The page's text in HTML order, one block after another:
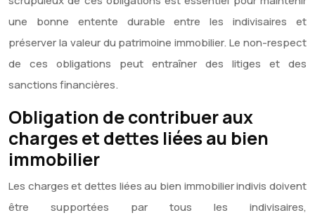
une bonne entente durable entre les indivisaires et
préserver la valeur du patrimoine immobilier. Le non-respect
de ces obligations peut entraîner des litiges et des
sanctions financières.
Obligation de contribuer aux
charges et dettes liées au bien
immobilier
Les charges et dettes liées au bien immobilier indivis doivent
être supportées par tous les indivisaires,